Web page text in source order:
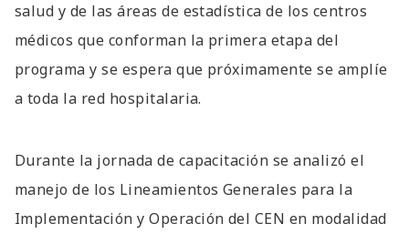
salud y de las áreas de estadística de los centros
médicos que conforman la primera etapa del
programa y se espera que próximamente se amplíe
a toda la red hospitalaria.
Durante la jornada de capacitación se analizó el
manejo de los Lineamientos Generales para la
Implementación y Operación del CEN en modalidad